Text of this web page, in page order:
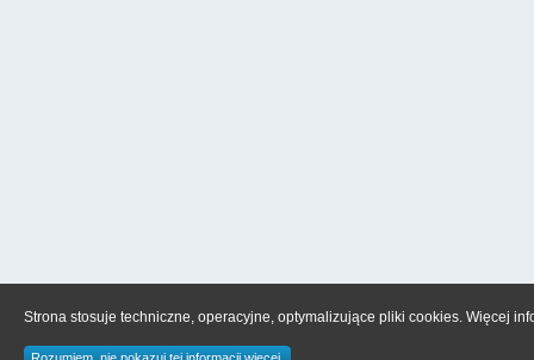
Strona stosuje techniczne, operacyjne, optymalizujące pliki cookies. Więcej